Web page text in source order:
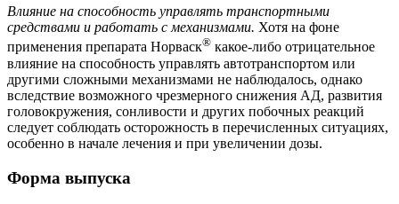
Влияние на способность управлять транспортными
средствами и работать с механизмами. Хотя на фоне
применения препарата Норваск® какое-либо отрицательное
влияние на способность управлять автотранспортом или
другими сложными механизмами не наблюдалось, однако
вследствие возможного чрезмерного снижения АД, развития
головокружения, сонливости и других побочных реакций
следует соблюдать осторожность в перечисленных ситуациях,
особенно в начале лечения и при увеличении дозы.
Форма выпуска